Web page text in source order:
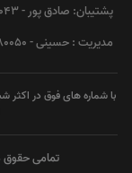
پشتیبان: صادق پور - 09378608043
مدیریت : حسینی - 09123180050
با شماره های فوق در اکثر
تمامی حقوق